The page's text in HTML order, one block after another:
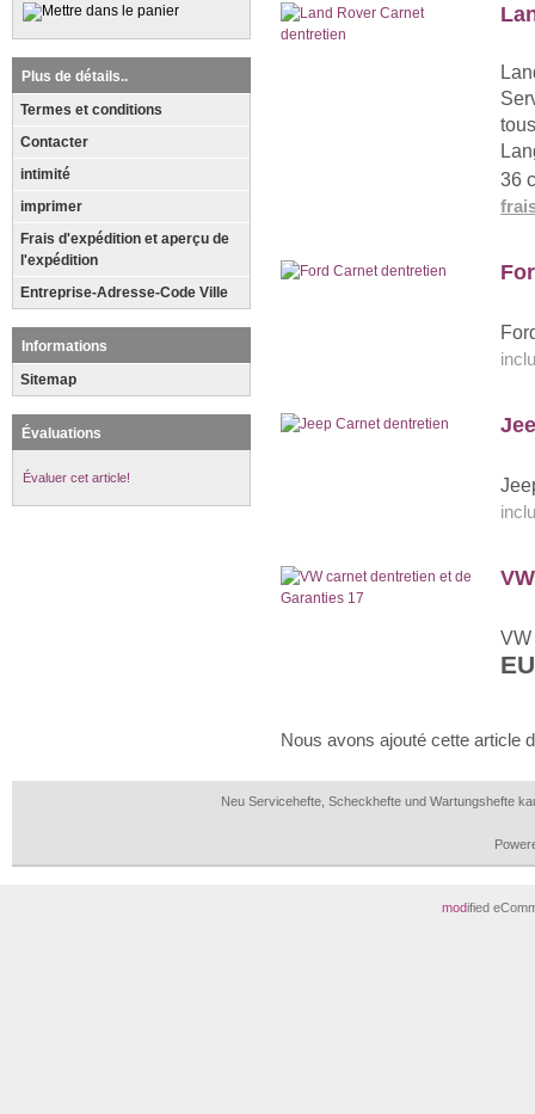
Plus de détails..
Termes et conditions
Contacter
intimité
imprimer
Frais d'expédition et aperçu de
l'expédition
Entreprise-Adresse-Code Ville
Informations
Sitemap
Évaluations
Évaluer cet article!
36
VW
Nous avons ajouté cette article
Neu Servicehefte, Scheckhefte und Wartungshefte
modified